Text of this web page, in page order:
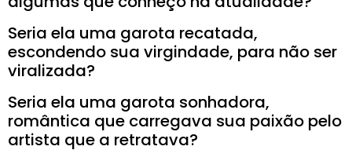
Seria ela uma garota recatada,
escondendo sua virgindade, para não ser
viralizada?
Seria ela uma garota sonhadora,
romântica que carregava sua paixão pelo
artista que a retratava?